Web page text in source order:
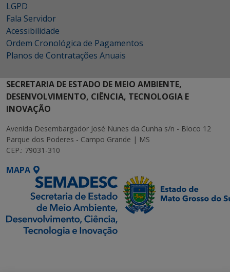
LGPD
Fala Servidor
Acessibilidade
Ordem Cronológica de Pagamentos
Planos de Contratações Anuais
SECRETARIA DE ESTADO DE MEIO AMBIENTE,
DESENVOLVIMENTO, CIÊNCIA, TECNOLOGIA E
INOVAÇÃO
Avenida Desembargador José Nunes da Cunha s/n - Bloco 12
Parque dos Poderes - Campo Grande | MS
CEP.: 79031-310
MAPA